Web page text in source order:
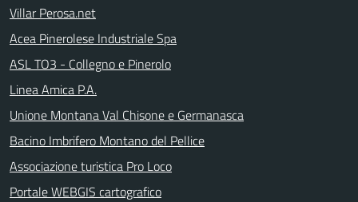
Villar Perosa.net
Acea Pinerolese Industriale Spa
ASL TO3 - Collegno e Pinerolo
Linea Amica P.A.
Unione Montana Val Chisone e Germanasca
Bacino Imbrifero Montano del Pellice
Associazione turistica Pro Loco
Portale WEBGIS cartografico